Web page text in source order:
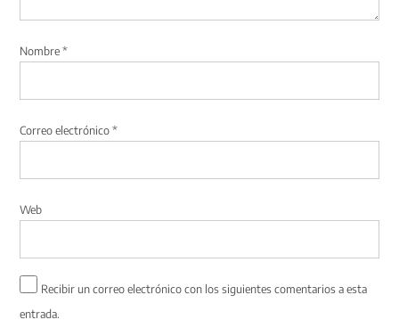
Nombre*
Correo electrónico*
Web
Recibir un correo electrónico con los siguientes comentarios a esta
entrada.